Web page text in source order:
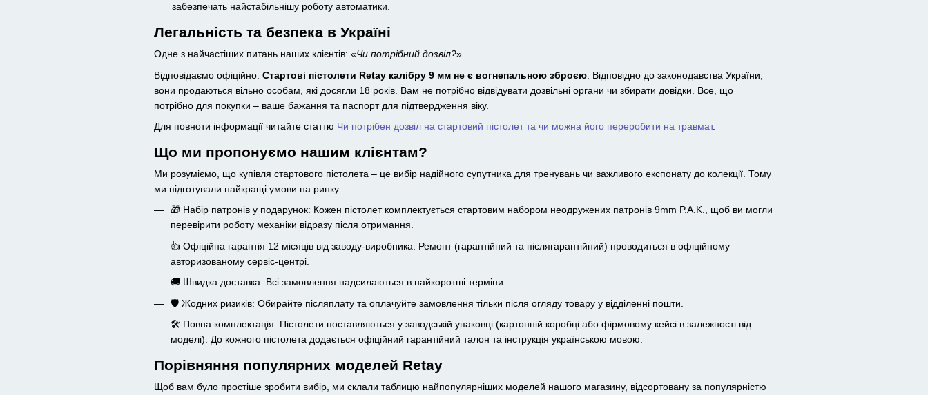
забезпечать найстабільнішу роботу автоматики.
Легальність та безпека в Україні
Одне з найчастіших питань наших клієнтів: «Чи потрібний дозвіл?»
Відповідаємо офіційно: Стартові пістолети Retay калібру 9 мм не є вогнепальною зброєю. Відповідно до законодавства України,
вони продаються вільно особам, які досягли 18 років. Вам не потрібно відвідувати дозвільні органи чи збирати довідки. Все, що
потрібно для покупки – ваше бажання та паспорт для підтвердження віку.
Для повноти інформації читайте статтю Чи потрібен дозвіл на стартовий пістолет та чи можна його переробити на травмат.
Що ми пропонуємо нашим клієнтам?
Ми розуміємо, що купівля стартового пістолета – це вибір надійного супутника для тренувань чи важливого експонату до колекції. Тому
ми підготували найкращі умови на ринку:
🎁 Набір патронів у подарунок: Кожен пістолет комплектується стартовим набором неодружених патронів 9mm P.A.K., щоб ви могли
перевірити роботу механіки відразу після отримання.
👍 Офіційна гарантія 12 місяців від заводу-виробника. Ремонт (гарантійний та післягарантійний) проводиться в офіційному
авторизованому сервіс-центрі.
🚚 Швидка доставка: Всі замовлення надсилаються в найкоротші терміни.
🛡️ Жодних ризиків: Обирайте післяплату та оплачуйте замовлення тільки після огляду товару у відділенні пошти.
🛠 Повна комплектація: Пістолети поставляються у заводській упаковці (картонній коробці або фірмовому кейсі в залежності від
моделі). До кожного пістолета додається офіційний гарантійний талон та інструкція українською мовою.
Порівняння популярних моделей Retay
Щоб вам було простіше зробити вибір, ми склали таблицю найпопулярніших моделей нашого магазину, відсортовану за популярністю